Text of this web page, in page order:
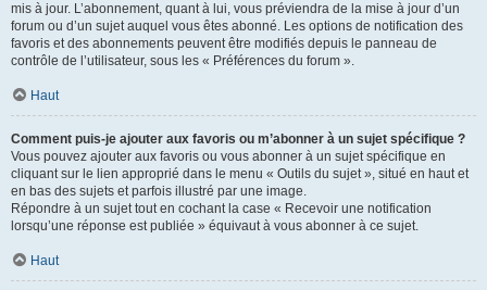
mis à jour. L’abonnement, quant à lui, vous préviendra de la mise à jour d’un
forum ou d’un sujet auquel vous êtes abonné. Les options de notification des
favoris et des abonnements peuvent être modifiés depuis le panneau de
contrôle de l’utilisateur, sous les « Préférences du forum ».
Haut
Comment puis-je ajouter aux favoris ou m’abonner à un sujet spécifique ?
Vous pouvez ajouter aux favoris ou vous abonner à un sujet spécifique en
cliquant sur le lien approprié dans le menu « Outils du sujet », situé en haut et
en bas des sujets et parfois illustré par une image.
Répondre à un sujet tout en cochant la case « Recevoir une notification
lorsqu’une réponse est publiée » équivaut à vous abonner à ce sujet.
Haut